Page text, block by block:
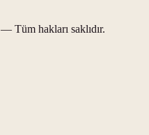
— Tüm hakları saklıdır.